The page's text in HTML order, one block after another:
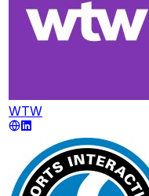
WTW